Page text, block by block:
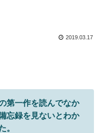
2019.03.17
第一作を読んでなか
忘録を見ないとわか
。